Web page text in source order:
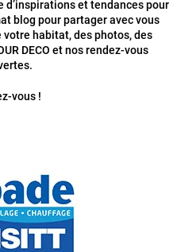
d’inspirations et tendances pour
blog pour partager avec vous
votre habitat, des photos, des
DECO et nos rendez-vous
vous !